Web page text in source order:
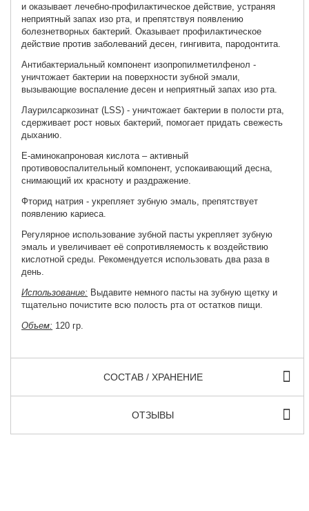
и оказывает лечебно-профилактическое действие, устраняя
неприятный запах изо рта, и препятствуя появлению
болезнетворных бактерий. Оказывает профилактическое
действие против заболеваний десен, гингивита, пародонтита.
Антибактериальный компонент изопропилметилфенол -
уничтожает бактерии на поверхности зубной эмали,
вызывающие воспаление десен и неприятный запах изо рта.
Лаурилсаркозинат (LSS) - уничтожает бактерии в полости рта,
сдерживает рост новых бактерий, помогает придать свежесть
дыханию.
Е-аминокапроновая кислота – активный
противовоспалительный компонент, успокаивающий десна,
снимающий их красноту и раздражение.
Фторид натрия - укрепляет зубную эмаль, препятствует
появлению кариеса.
Регулярное использование зубной пасты укрепляет зубную
эмаль и увеличивает её сопротивляемость к воздействию
кислотной среды. Рекомендуется использовать два раза в
день.
Использование: Выдавите немного пасты на зубную щетку и
тщательно почистите всю полость рта от остатков пищи.
Объем: 120 гр.
СОСТАВ / ХРАНЕНИЕ
ОТЗЫВЫ